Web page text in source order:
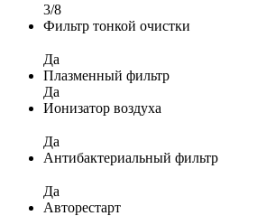
3/8
Фильтр тонкой очистки
Да
Плазменный фильтр
Да
Ионизатор воздуха
Да
Антибактериальный фильтр
Да
Авторестарт